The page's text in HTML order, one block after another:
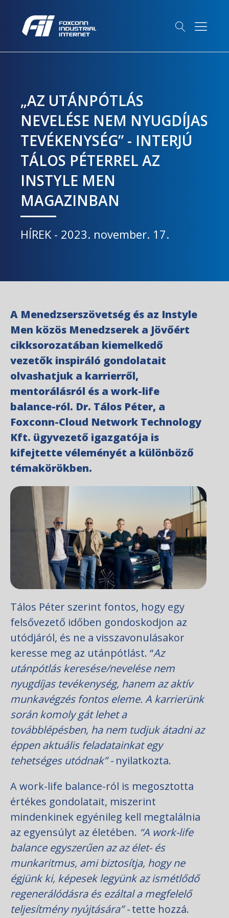
„AZ UTÁNPÓTLÁS
NEVELÉSE NEM NYUGDÍJAS
TEVÉKENYSÉG” - INTERJÚ
TÁLOS PÉTERREL AZ
INSTYLE MEN
MAGAZINBAN
HÍREK - 2023. november. 17.
A Menedzserszövetség és az Instyle
Men közös Menedzserek a Jövőért
cikksorozatában kiemelkedő
vezetők inspiráló gondolatait
olvashatjuk a karrierről,
mentorálásról és a work-life
balance-ról. Dr. Tálos Péter, a
Foxconn-Cloud Network Technology
Kft. ügyvezető igazgatója is
kifejtette véleményét a különböző
témakörökben.
Tálos Péter szerint fontos, hogy egy
felsővezető időben gondoskodjon az
utódjáról, és ne a visszavonulásakor
keresse meg az utánpótlást. “Az
utánpótlás keresése/nevelése nem
nyugdíjas tevékenység, hanem az aktív
munkavégzés fontos eleme. A karrierünk
során komoly gát lehet a
továbblépésben, ha nem tudjuk átadni az
éppen aktuális feladatainkat egy
tehetséges utódnak” -nyilatkozta.
A work-life balance-ról is megosztotta
értékes gondolatait, miszerint
mindenkinek egyénileg kell megtalálnia
az egyensúlyt az életében. “A work-life
balance egyszerűen az az élet- és
munkaritmus, ami biztosítja, hogy ne
égjünk ki, képesek legyünk az ismétlődő
regenerálódásra és ezáltal a megfelelő
teljesítmény nyújtására” -tette hozzá.